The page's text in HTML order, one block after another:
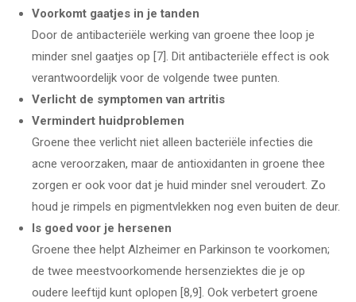
Voorkomt gaatjes in je tanden
Door de antibacteriële werking van groene thee loop je
minder snel gaatjes op [7]. Dit antibacteriële effect is ook
verantwoordelijk voor de volgende twee punten.
Verlicht de symptomen van artritis
Vermindert huidproblemen
Groene thee verlicht niet alleen bacteriële infecties die
acne veroorzaken, maar de antioxidanten in groene thee
zorgen er ook voor dat je huid minder snel veroudert. Zo
houd je rimpels en pigmentvlekken nog even buiten de deur.
Is goed voor je hersenen
Groene thee helpt Alzheimer en Parkinson te voorkomen;
de twee meestvoorkomende hersenziektes die je op
oudere leeftijd kunt oplopen [8,9]. Ook verbetert groene